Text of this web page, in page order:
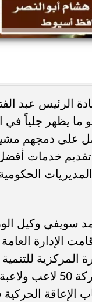
الرئيس عبد
ما يظهر جلياً في
على دمجهم
تقديم خدمات
سويفي وكيل
الإدارة
المركزية للتنمية
الرياضية بالوزارة بنادى الواي ومركز شباب حي السلام
الإعاقة
تساعد الحامل على
ضغط الدم.. نصائح مهمة